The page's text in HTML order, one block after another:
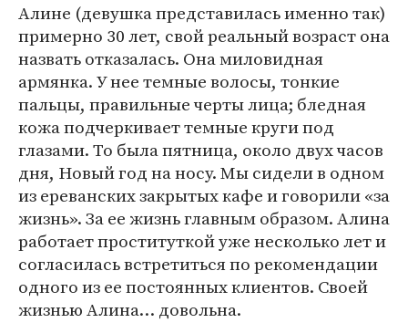
Алине (девушка представилась именно так)
примерно 30 лет, свой реальный возраст она
назвать отказалась. Она миловидная
армянка. У нее темные волосы, тонкие
пальцы, правильные черты лица; бледная
кожа подчеркивает темные круги под
глазами. То была пятница, около двух часов
дня, Новый год на носу. Мы сидели в одном
из ереванских закрытых кафе и говорили «за
жизнь». За ее жизнь главным образом. Алина
работает проституткой уже несколько лет и
согласилась встретиться по рекомендации
одного из ее постоянных клиентов. Своей
жизнью Алина… довольна.